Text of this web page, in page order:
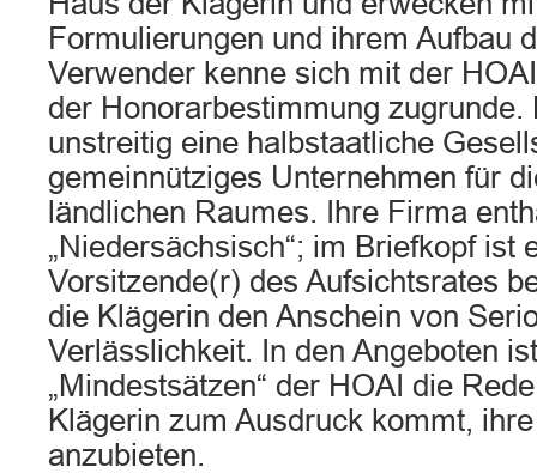
Formulierungen und ihrem Aufbau
Verwender kenne sich mit der
der Honorarbestimmung zugrunde.
unstreitig eine halbstaatliche
gemeinnütziges Unternehmen für
ländlichen Raumes. Ihre Firma
„Niedersächsisch“; im Briefkopf ist
Vorsitzende(r) des Aufsichtsrates
die Klägerin den Anschein von
Verlässlichkeit. In den Angeboten
„Mindestsätzen“ der HOAI die
Klägerin zum Ausdruck kommt,
anzubieten.